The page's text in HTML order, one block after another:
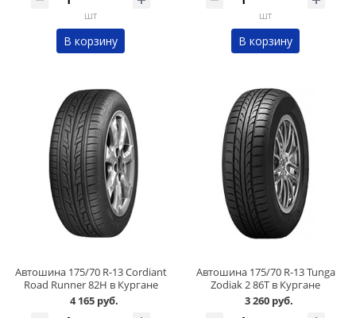
шт
В корзину
шт
В корзину
Автошина 175/70 R-13 Cordiant
Road Runner 82H в Кургане
4 165 руб.
Автошина 175/70 R-13 Tunga
Zodiak 2 86Т в Кургане
3 260 руб.